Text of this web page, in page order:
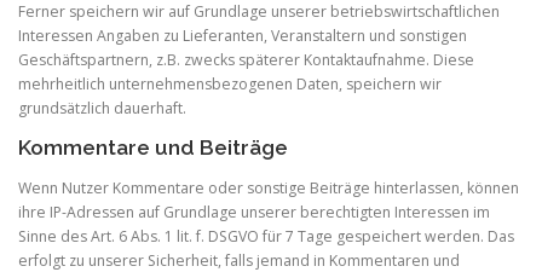
Ferner speichern wir auf Grundlage unserer betriebswirtschaftlichen
Interessen Angaben zu Lieferanten, Veranstaltern und sonstigen
Geschäftspartnern, z.B. zwecks späterer Kontaktaufnahme. Diese
mehrheitlich unternehmensbezogenen Daten, speichern wir
grundsätzlich dauerhaft.
Kommentare und Beiträge
Wenn Nutzer Kommentare oder sonstige Beiträge hinterlassen, können
ihre IP-Adressen auf Grundlage unserer berechtigten Interessen im
Sinne des Art. 6 Abs. 1 lit. f. DSGVO für 7 Tage gespeichert werden. Das
erfolgt zu unserer Sicherheit, falls jemand in Kommentaren und